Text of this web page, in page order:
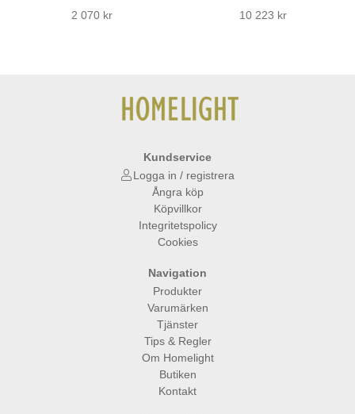
2 070 kr
10 223 kr
Kundservice
Logga in / registrera
Ångra köp
Köpvillkor
Integritetspolicy
Cookies
Navigation
Produkter
Varumärken
Tjänster
Tips & Regler
Om Homelight
Butiken
Kontakt